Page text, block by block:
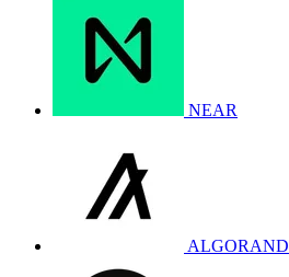
NEAR
ALGORAND